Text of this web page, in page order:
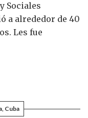
Sociales
a alrededor de 40
Les fue
Cuba